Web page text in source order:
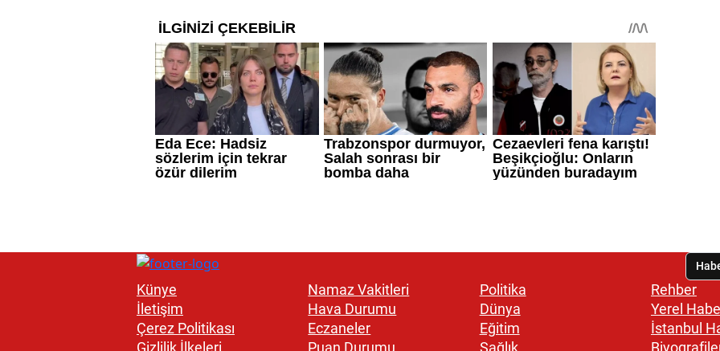
Künye
İletişim
Çerez Politikası
Gizlilik İlkeleri
Namaz Vakitleri
Hava Durumu
Eczaneler
Puan Durumu
Politika
Dünya
Eğitim
Sağlık
Rehber
Yerel
İstanbul